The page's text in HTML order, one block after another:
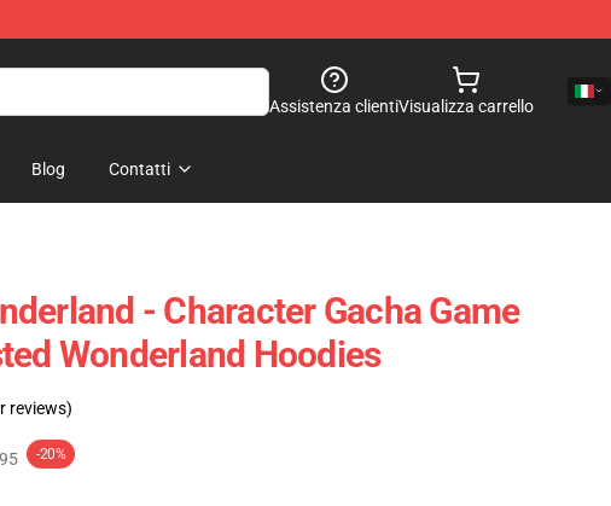
Assistenza clientiVisualizza carrello
Blog Contatti
- Character Gacha Game
Wonderland Hoodies
reviews)
-20%